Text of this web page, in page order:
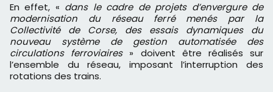
En effet, « dans le cadre de projets d’envergure de
modernisation du réseau ferré menés par la
Collectivité de Corse, des essais dynamiques du
nouveau système de gestion automatisée des
circulations ferroviaires» doivent être réalisés sur
l’ensemble du réseau, imposant l’interruption des
rotations des trains.